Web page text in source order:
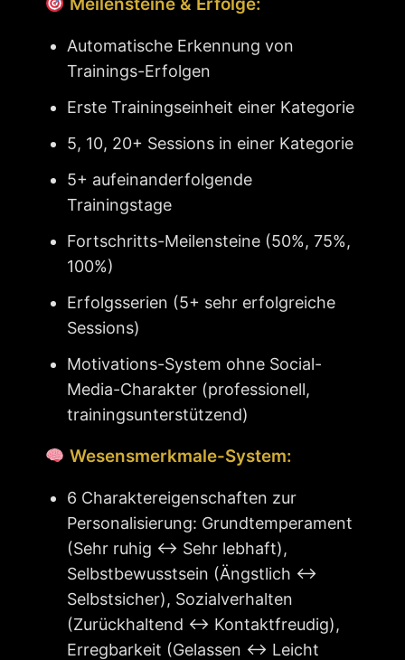
Automatische Erkennung von
Trainings-Erfolgen
Erste Trainingseinheit einer Kategorie
5, 10, 20+ Sessions in einer Kategorie
5+ aufeinanderfolgende
Trainingstage
Fortschritts-Meilensteine (50%, 75%,
100%)
Erfolgsserien (5+ sehr erfolgreiche
Sessions)
Motivations-System ohne Social-
Media-Charakter (professionell,
trainingsunterstützend)
Wesensmerkmale-System:
6 Charaktereigenschaften zur
Personalisierung: Grundtemperament
(Sehr ruhig ↔ Sehr lebhaft),
Selbstbewusstsein (Ängstlich ↔
Selbstsicher), Sozialverhalten
(Zurückhaltend ↔ Kontaktfreudig),
Erregbarkeit (Gelassen ↔ Leicht